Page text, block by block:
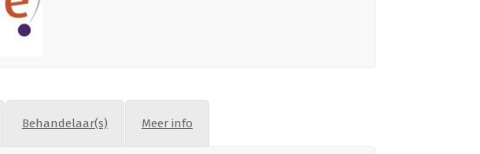
Behandelaar(s) Meer info